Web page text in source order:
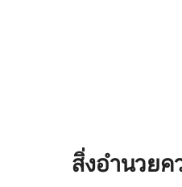
สิ่งอำนวย